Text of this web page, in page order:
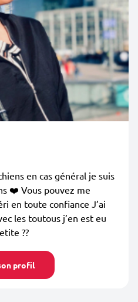
en cas général je suis
❤️ Vous pouvez me
en toute confiance J’ai
les toutous j’en est eu
??
profil